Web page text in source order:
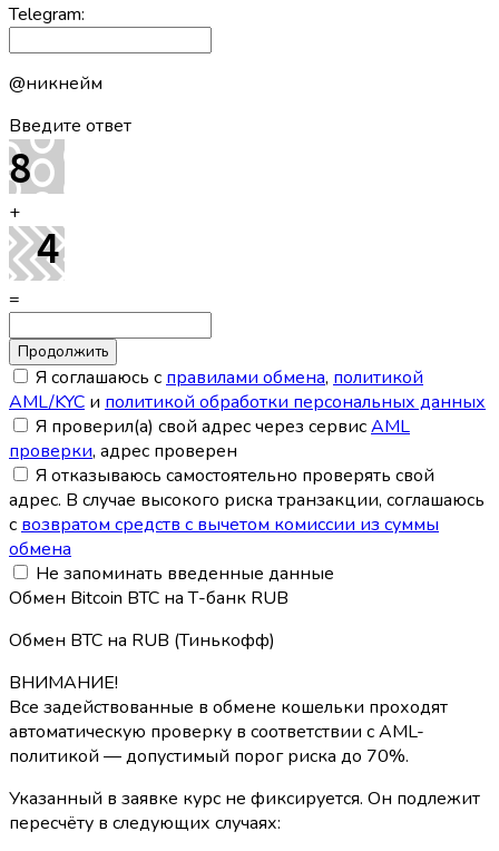
Telegram:
@никнейм
Введите ответ
+
=
Я соглашаюсь с правилами обмена, политикой
AML/KYC и политикой обработки персональных данных
Я проверил(а) свой адрес через сервисAML
проверки, адрес проверен
Я отказываюсь самостоятельно проверять свой
адрес. В случае высокого риска транзакции, соглашаюсь
с возвратом средств с вычетом комиссии из суммы
обмена
Не запоминать введенные данные
Обмен Bitcoin BTC на Т-банк RUB
Обмен BTC на RUB (Тинькофф)
ВНИМАНИЕ!
Все задействованные в обмене кошельки проходят
автоматическую проверку в соответствии с AML-
политикой — допустимый порог риска до 70%.
Указанный в заявке курс не фиксируется. Он подлежит
пересчёту в следующих случаях: